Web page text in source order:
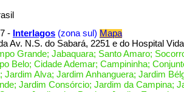
- Interlagos (zona sul) Mapa
Av. N.S. do Sabará, 2251 e do Hospital
Grande; Jabaquara; Santo Amaro;
Belo; Cidade Ademar; Campininha;
Jardim Alva; Jardim Anhanguera; Jardim
Jardim Consórcio; Jardim da Campina;